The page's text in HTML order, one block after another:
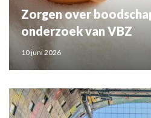
Zorgen over
onderzoek van VBZ
10 juni 2026